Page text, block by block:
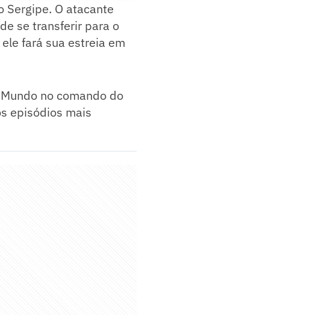
Sergipe. O atacante
se transferir para o
fará sua estreia em
no comando do
episódios mais